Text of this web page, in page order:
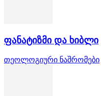
ფანატიზმი და ხიბლი
თეოლოგიური ნაშრომები